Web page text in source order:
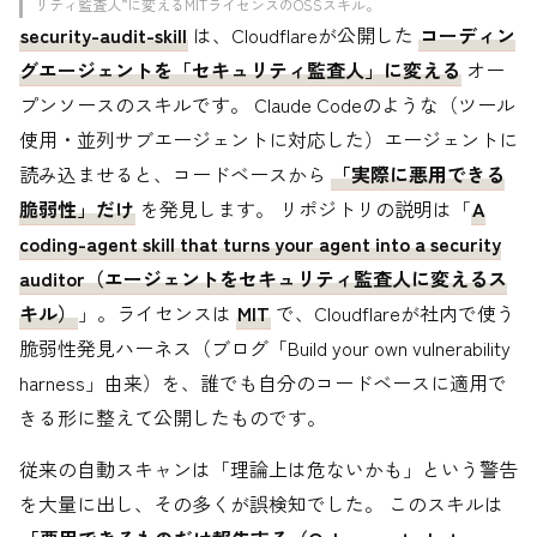
リティ監査人”に変えるMITライセンスのOSSスキル。
security-audit-skill は、Cloudflareが公開した コーディン
グエージェントを「セキュリティ監査人」に変える オー
プンソースのスキルです。 Claude Codeのような（ツール
使用・並列サブエージェントに対応した）エージェントに
読み込ませると、コードベースから 「実際に悪用できる
脆弱性」だけ を発見します。 リポジトリの説明は「A
coding-agent skill that turns your agent into a security
auditor（エージェントをセキュリティ監査人に変えるス
キル） 」。ライセンスは MIT で、Cloudflareが社内で使う
脆弱性発見ハーネス（ブログ「Build your own vulnerability
harness」由来）を、誰でも自分のコードベースに適用で
きる形に整えて公開したものです。
従来の自動スキャンは「理論上は危ないかも」という警告
を大量に出し、その多くが誤検知でした。 このスキルは